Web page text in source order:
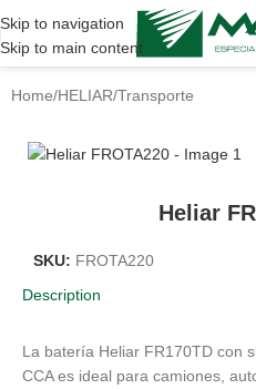
Skip to navigation
Skip to main content
Home/HELIAR/Transporte
Heliar
SKU: FROTA220
Description
La batería Heliar FR170TD con
CCA es ideal para camiones,